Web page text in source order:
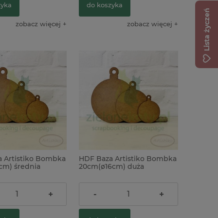
w rolce
26,00 zł
zobacz więcej
do koszyka
zobacz więcej
Artistiko Bombka
średnia
+
HDF Baza Artistiko Bombka
20cm(ø16cm) duża
3,90 zł
- +
Lista życzeń